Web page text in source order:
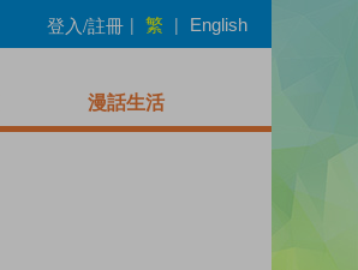
登入/註冊 | 繁 | English
漫話生活